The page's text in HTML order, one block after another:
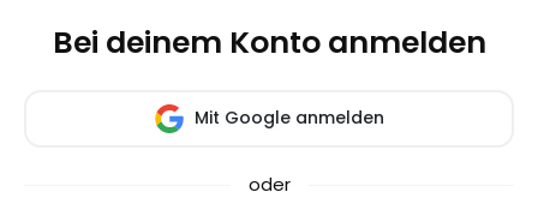
Bei deinem Konto anmelden
Mit Google anmelden
oder